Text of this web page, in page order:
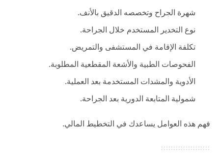
شهرة الجراح وتخصصه الدقيق بالأنف.
نوع التخدير المستخدم خلال الجراحة.
تكلفة الإقامة في المستشفى والتمريض.
الفحوصات الطبية والأشعة المقطعية المطلوبة.
الأدوية والمشدات المستخدمة بعد العملية.
شمولية المتابعة الدورية بعد الجراحة.
فهم هذه العوامل يساعدك في التخطيط المالي.